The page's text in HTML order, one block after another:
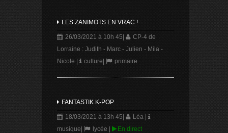
LES ZANIMOTS EN VRAC !
26/03/2021 à 10h 45
CP-4 de
Lorraine : Judith - Marc - Julien - Mila -
Nicole
culture primaire
FANTASTIK K-POP
18/03/2021 à 13h 45 Léa|
musique
lycée En direct